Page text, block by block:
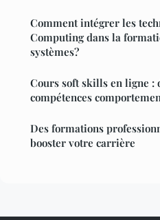
Comment intégrer les
Computing dans la
systèmes?
Cours soft skills en ligne :
compétences
Des formations
booster votre carrière